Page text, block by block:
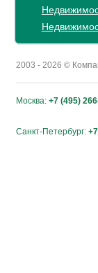
2003 - 2026 ©
Москва: +7 (495)
Санкт-Петербург: